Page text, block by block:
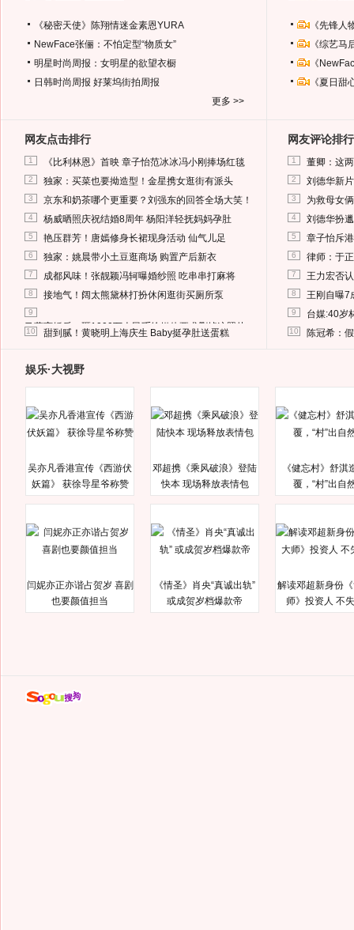
《秘密天使》陈翔情迷金素恩YURA
NewFace张俪：不怕定型“物质女”
明星时尚周报：女明星的欲望衣橱
日韩时尚周报 好莱坞街拍周报
更多 >>
《先锋
《综艺
《
《夏日
网友点击排行
1 《比利林恩》首映 章子怡范冰冰冯小刚捧场红毯
2 独家：买菜也要拗造型！金星携女逛街有派头
3 京东和奶茶哪个更重要？刘强东的回答全场大笑！
4 杨威晒照庆祝结婚8周年 杨阳洋轻抚妈妈孕肚
5 艳压群芳！唐嫣修身长裙现身活动 仙气儿足
6 独家：姚晨带小土豆逛商场 购置产后新衣
7 成都风味！张靓颖冯轲曝婚纱照 吃串串打麻将
8 接地气！阔太熊黛林打扮休闲逛街买厕所泵
9
马蓉离婚后，砸1000万人民币给媒体要求删掉这照片
10 甜到腻！黄晓明上海庆生 Baby挺孕肚送蛋糕
网友评论排行
1 董卿：这
2 刘德华新
3 为救母女
4 刘德华扮
5 章子怡斥
6 律师：于
7 王力宏否
8 王刚自曝7
9 台媒:40岁
10 陈冠希：
娱乐·大视野
吴亦凡香港宣传《西游伏
妖篇》 获徐导星爷称赞
邓超携《乘风破浪》登陆
快本 现场释放表情包
《健忘村》舒淇
覆，“村”出自
闫妮亦正亦谐占贺岁 喜剧
也要颜值担当
《情圣》肖央“真诚出轨”
或成贺岁档爆款帝
解读邓超新身份
师》投资人 不